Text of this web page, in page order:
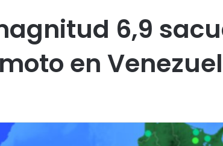
6,9
en